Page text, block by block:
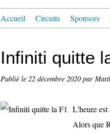
Accueil Circuits Sponsors
Infiniti quitte
Publié le 22 décembre 2020par
L'heure
Alors que